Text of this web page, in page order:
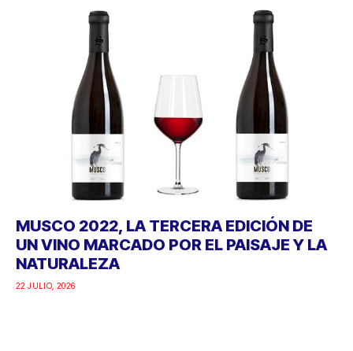
MUSCO 2022, LA TERCERA EDICIÓN DE
UN VINO MARCADO POR EL PAISAJE Y LA
NATURALEZA
22 JULIO, 2026